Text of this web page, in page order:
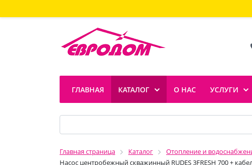
ГЛАВНАЯ КАТАЛОГ О НАС УСЛУГИ
Главная страница Каталог Отопление и
Насос центробежный скважинный RUDES 3FRESH 700 +